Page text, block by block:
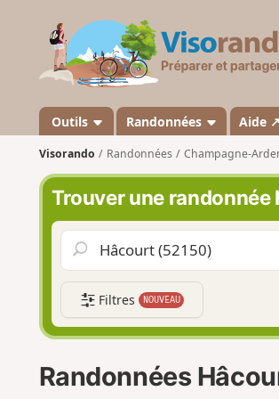
Outils Randonnées Aide ↗
Visorando Randonnées Champagne-
Trouver une randonnée
Filtres NOUVEAU
Randonnées